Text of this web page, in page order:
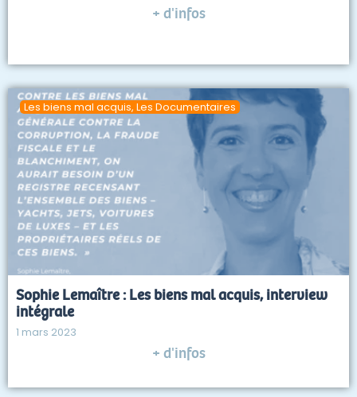
+ d'infos
Les biens mal acquis, Les Documentaires
Sophie Lemaître : Les biens mal acquis, interview
intégrale
1 mars 2023
+ d'infos